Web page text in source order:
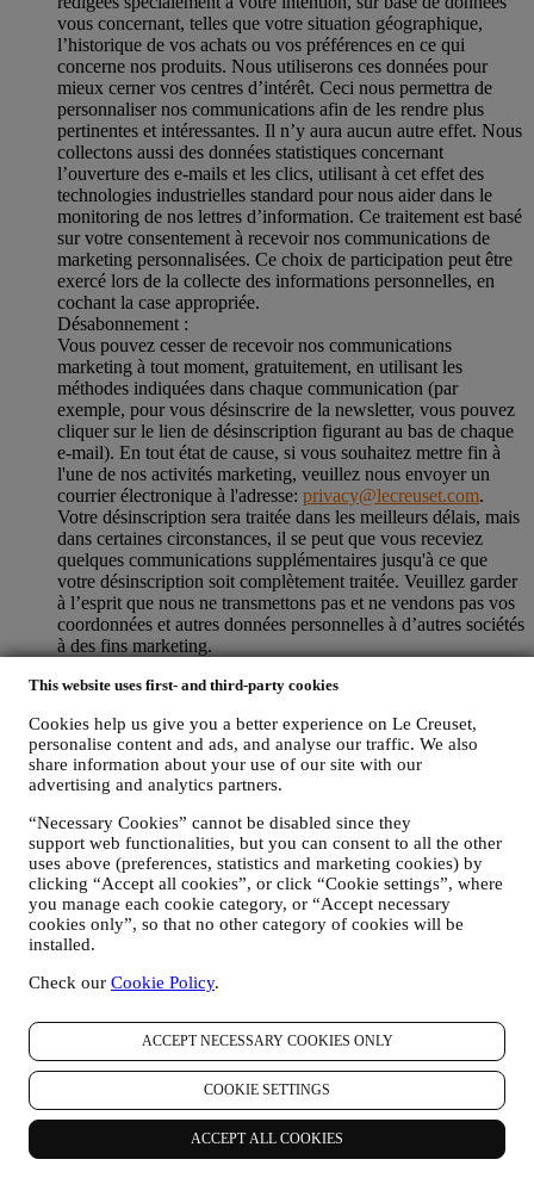
This website uses first- and third-party cookies
Cookies help us give you a better experience on Le Creuset,
personalise content and ads, and analyse our traffic. We also
share information about your use of our site with our
advertising and analytics partners.
“Necessary Cookies” cannot be disabled since they
support web functionalities, but you can consent to all the other
uses above (preferences, statistics and marketing cookies) by
clicking “Accept all cookies”, or click “Cookie settings”, where
you manage each cookie category, or “Accept necessary
cookies only”, so that no other category of cookies will be
installed.
Check our Cookie Policy.
ACCEPT NECESSARY COOKIES ONLY
COOKIE SETTINGS
ACCEPT ALL COOKIES
vous concernant, telles que votre situation géographique,
l’historique de vos achats ou vos préférences en ce qui
concerne nos produits. Nous utiliserons ces données pour
mieux cerner vos centres d’intérêt. Ceci nous permettra de
personnaliser nos communications afin de les rendre plus
pertinentes et intéressantes. Il n’y aura aucun autre effet. Nous
collectons aussi des données statistiques concernant
l’ouverture des e-mails et les clics, utilisant à cet effet des
technologies industrielles standard pour nous aider dans le
monitoring de nos lettres d’information. Ce traitement est basé
sur votre consentement à recevoir nos communications de
marketing personnalisées. Ce choix de participation peut être
exercé lors de la collecte des informations personnelles, en
cochant la case appropriée.
Désabonnement :
Vous pouvez cesser de recevoir nos communications
marketing à tout moment, gratuitement, en utilisant les
méthodes indiquées dans chaque communication (par
exemple, pour vous désinscrire de la newsletter, vous pouvez
cliquer sur le lien de désinscription figurant au bas de chaque
e-mail). En tout état de cause, si vous souhaitez mettre fin à
l'une de nos activités marketing, veuillez nous envoyer un
courrier électronique à l'adresse: privacy@lecreuset.com.
Votre désinscription sera traitée dans les meilleurs délais, mais
dans certaines circonstances, il se peut que vous receviez
quelques communications supplémentaires jusqu'à ce que
votre désinscription soit complètement traitée. Veuillez garder
à l’esprit que nous ne transmettons pas et ne vendons pas vos
coordonnées et autres données personnelles à d’autres sociétés
à des fins marketing.
NOS OFFRES, AMÉLIORANT AINSI L’EXPÉRIENCE
Nous souhaitons utiliser vos données pour adapter nos
services et nos offres à vos besoins et préférences en vue de
vous proposer une expérience Le Creuset personnalisée. Nous
faisons cela en analysant par exemple vos habitudes ou vos
centres d’intérêt, en relation avec les produits les plus
consultés, votre interaction avec nous sur les réseaux sociaux,
les pages de notre Site web que vous visitez, le contenu de
nos offres qui retient votre attention. Pour ce faire, nous avons
principalement recours à des cookies et des technologies
similaires, et également grâce à vos données et à vos
préférences collectées lors de votre abonnement à nos
informations pour gérer notre publicité sur d’autres sites,
contenu des offres que vous consultez sur le Site web ou, si
marketing, pour vous adresser des communications/ messages
pertinents dont nous sommes convaincus qu’ils pourraient
vous intéresser. Il n’y aura aucun autre effet. L’usage des
cookies est soumis à votre consentement. Si vous ne souhaitez
pas recevoir ces informations, utilisées pour vous adresser des